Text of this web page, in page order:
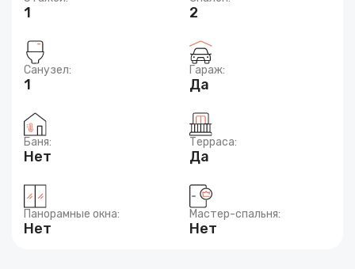
1 2
Санузел:
1
Гараж:
Да
Баня:
Нет
Терраса:
Да
Панорамные окна:
Нет
Мастер-спальня:
Нет